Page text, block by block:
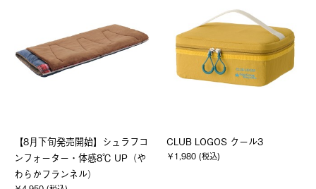
【8月下旬発売開始】シュラフコ
ンフォーター・体感8℃ UP（や
わらかフランネル）
CLUB LOGOS クール3
￥1,980 (税込)